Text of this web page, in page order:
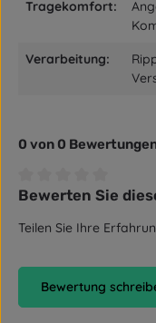
Tragekomfort:
Verarbeitung:
0 von 0
Durchschnittliche
Bewerten Sie
Teilen Sie Ihre
Bewertung